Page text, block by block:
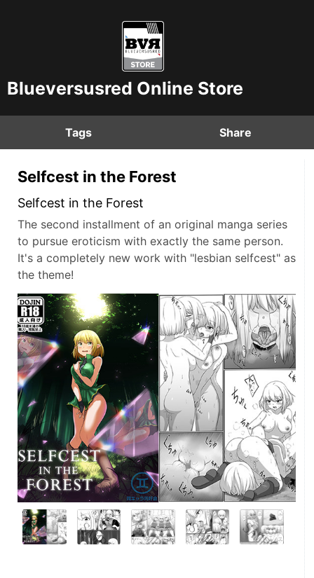
Blueversusred Online Store
Tags Share
Selfcest in the Forest
Selfcest in the Forest
The second installment of an original manga series
to pursue eroticism with exactly the same person.
It's a completely new work with "lesbian selfcest" as
the theme!